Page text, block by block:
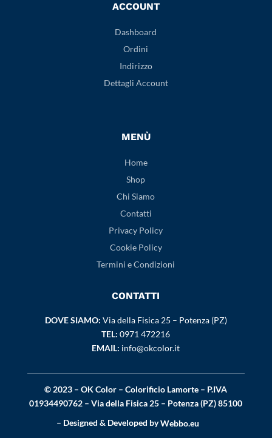
ACCOUNT
Dashboard
Ordini
Indirizzo
Dettagli Account
MENÙ
Home
Shop
Chi Siamo
Contatti
Privacy Policy
Cookie Policy
Termini e Condizioni
CONTATTI
DOVE SIAMO: Via della Fisica 25 – Potenza (PZ)
TEL: 0971 472216
EMAIL: info@okcolor.it
© 2023 – OK Color – Colorificio Lamorte – P.IVA
01934490762 – Via della Fisica 25 – Potenza (PZ) 85100
– Designed & Developed byWebbo.eu